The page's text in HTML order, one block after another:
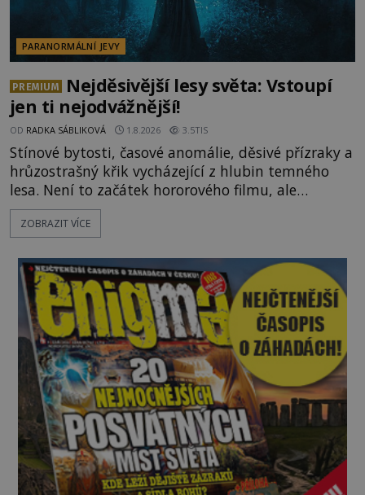
PARANORMÁLNÍ JEVY
PREMIUM
Nejděsivější lesy světa: Vstoupí
jen ti nejodvážnější!
OD RADKA SÁBLIKOVÁ 1.8.2026 3.5TIS
Stínové bytosti, časové anomálie, děsivé přízraky a
hrůzostrašný křik vycházející z hlubin temného
lesa. Není to začátek hororového filmu, ale
události, které popisují návštěvníci lesů, které jsou
označovány jako nejděsivější na světě. Lidé bydlící
vyhýbají! Už jste o těchto lesích slyšeli? A odvážili
byste se je navštívit? [gallery ids="17
ZOBRAZIT VÍCE